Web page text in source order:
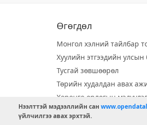
Өгөгдөл
Монгол хэлний тайлбар
Хуулийн этгээдийн улсын
Тусгай зөвшөөрөл
Төрийн худалдан авах
Хөрөнгө орлогын мэдүүлэг
Орон нутгийн хөгжлийн
Нээлттэй мэдээллийн сан
үйлчилгээ авах эрхтэй.